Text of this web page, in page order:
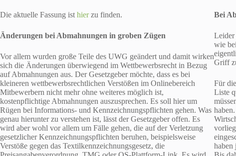
Die aktuelle Fassung ist hierzu finden.
Änderungen bei Abmahnungen in groben Zügen
Vor allem wurden große Teile des UWG geändert und damit wirken
sich die Änderungen überwiegend im Wettbewerbsrecht in Bezug
auf Abmahnungen aus. Der Gesetzgeber möchte, dass es bei
kleineren wettbewerbsrechtlichen Verstößen im Onlinebereich
Mitbewerbern nicht mehr ohne weiteres möglich ist,
kostenpflichtige Abmahnungen auszusprechen. Es soll hier um
Rügen bei Informations- und Kennzeichnungspflichten gehen. Was
genau hierunter zu verstehen ist, lässt der Gesetzgeber offen. Es
wird aber wohl vor allem um Fälle gehen, die auf der Verletzung
gesetzlicher Kennzeichnungspflichten beruhen, beispielsweise
Verstöße gegen das Textilkennzeichnungsgesetz, die
Bei
Leider
wie
Griff
Für
Liste
haben